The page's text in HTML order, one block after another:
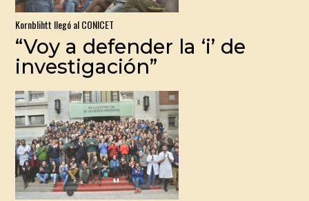
Kornblihtt llegó al CONICET
“Voy a defender la ‘i’ de
investigación”